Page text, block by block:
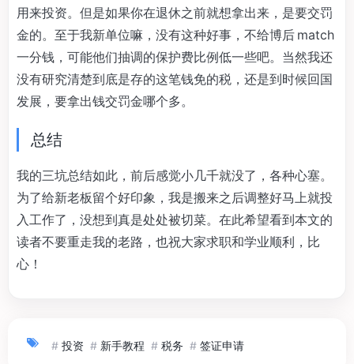
用来投资。但是如果你在退休之前就想拿出来，是要交罚
金的。至于我新单位嘛，没有这种好事，不给博后 match
一分钱，可能他们抽调的保护费比例低一些吧。当然我还
没有研究清楚到底是存的这笔钱免的税，还是到时候回国
发展，要拿出钱交罚金哪个多。
总结
我的三坑总结如此，前后感觉小几千就没了，各种心塞。
为了给新老板留个好印象，我是搬来之后调整好马上就投
入工作了，没想到真是处处被切菜。在此希望看到本文的
读者不要重走我的老路，也祝大家求职和学业顺利，比
心！
# 投资 # 新手教程 # 税务 # 签证申请